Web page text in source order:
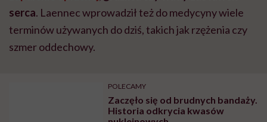
Inne modele, ta sama
Początkowo wynalazek nie spotkał się jednak z
powszechnym entuzjazmem. Wielu lekarzy uważało,